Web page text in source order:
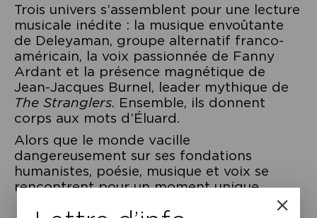
Trois univers s’assemblent pour une lecture
musicale inédite : la musique envoûtante
de Deleyaman, groupe alternatif franco-
américain, la voix passionnée de Fanny
Ardant et la présence magnétique de
Jean-Jacques Burnel, leader mythique de
The Stranglers. Ensemble, ils donnent
corps aux mots d’Éluard.
Alors que le monde vacille
dangereusement sur ses fondations
humanistes, poésie, musique et voix se
rencontrent pour un moment unique.